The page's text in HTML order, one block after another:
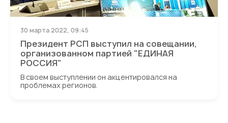
Президент РСП выступил на совещании,
организованном партией "ЕДИНАЯ
РОССИЯ"
30 марта 2022, 09:45
В своем выступлении он акцентировался на
проблемах регионов.